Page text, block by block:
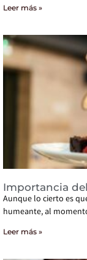
Leer más »
Importancia
Aunque lo cierto es
humeante, al
Leer más »